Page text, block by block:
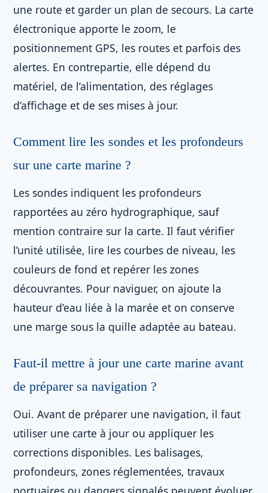
une route et garder un plan de secours. La carte
électronique apporte le zoom, le
positionnement GPS, les routes et parfois des
alertes. En contrepartie, elle dépend du
matériel, de l’alimentation, des réglages
d’affichage et de ses mises à jour.
Comment lire les sondes et les profondeurs
sur une carte marine ?
Les sondes indiquent les profondeurs
rapportées au zéro hydrographique, sauf
mention contraire sur la carte. Il faut vérifier
l’unité utilisée, lire les courbes de niveau, les
couleurs de fond et repérer les zones
découvrantes. Pour naviguer, on ajoute la
hauteur d’eau liée à la marée et on conserve
une marge sous la quille adaptée au bateau.
Faut-il mettre à jour une carte marine avant
de préparer sa navigation ?
Oui. Avant de préparer une navigation, il faut
utiliser une carte à jour ou appliquer les
corrections disponibles. Les balisages,
profondeurs, zones réglementées, travaux